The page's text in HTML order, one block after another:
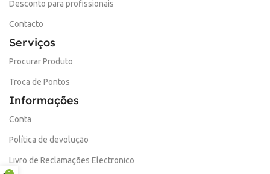
Desconto para profissionais
Contacto
Serviços
Procurar Produto
Troca de Pontos
Informações
Conta
Política de devolução
Livro de Reclamações Electronico